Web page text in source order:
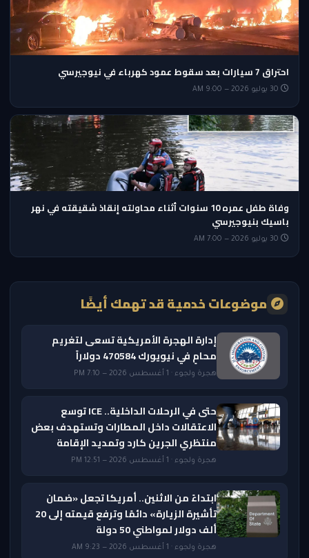
احتراق 7 سيارات بعد سقوط عمود كهرباء في نيوجيرسي
وفاة طفل عمره 10 سنوات أثناء محاولته إنقاذ شقيقته في نهر
باسيك بنيوجيرسي
موضوعات خدمية قد تهمك أيضًا
إدارة الهجرة الأمريكية تسعى لتغريم
محامٍ في نيويورك 470584 دولاراً
هجرة ولجوء · 1 أغسطس 2026 — 7:10 PM
حتى في الرحلات الداخلية.. ICE توسع
الاعتقالات داخل المطارات وتستهدف بعض
منتظري الجرين كارد وتمديد الإقامة
هجرة ولجوء · 1 أغسطس 2026 — 12:51 PM
ابتداءً من الاثنين.. أمريكا تجعل «ضمان
تأشيرة الزيارة» دائمًا وترفع قيمته إلى 20
ألف دولار لمواطني 50 دولة
هجرة ولجوء · 1 أغسطس 2026 — 9:23 AM